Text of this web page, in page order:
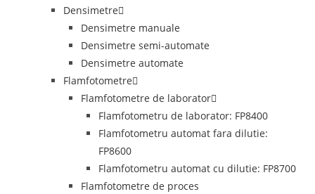
Densimetre
Densimetre manuale
Densimetre semi-automate
Densimetre automate
Flamfotometre
Flamfotometre de laborator
Flamfotometru de laborator: FP8400
Flamfotometru automat fara dilutie:
FP8600
Flamfotometru automat cu dilutie: FP8700
Flamfotometre de proces